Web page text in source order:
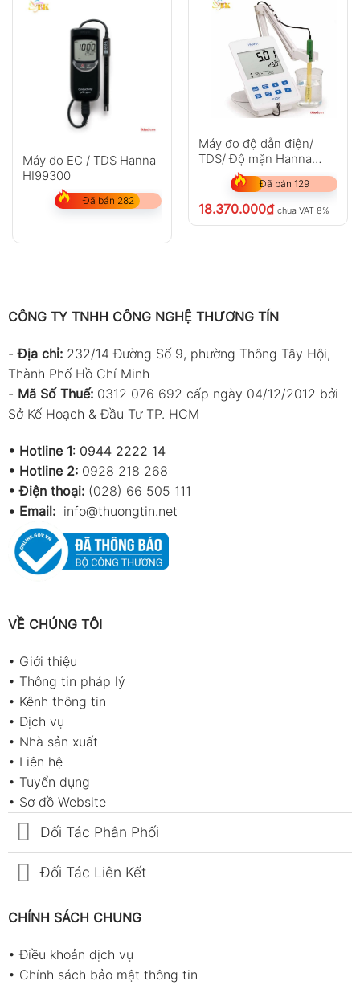
Máy đo EC / TDS Hanna
HI99300
Đã bán 282
Máy đo độ dẫn điện/
TDS/ Độ mặn Hanna
HI2003-01
Đã bán 129
18.370.000₫ chưa VAT 8%
CÔNG TY TNHH CÔNG NGHỆ THƯƠNG TÍN
-Địa chỉ: 232/14 Đường Số 9, phường Thông Tây Hội,
Thành Phố Hồ Chí Minh
- Mã Số Thuế: 0312 076 692 cấp ngày 04/12/2012 bởi
Sở Kế Hoạch & Đầu Tư TP. HCM
• Hotline 1: 0944 2222 14
• Hotline 2: 0928 218 268
• Điện thoại: (028) 66 505 111
• Email: info@thuongtin.net
VỀ CHÚNG TÔI
• Giới thiệu
• Thông tin pháp lý
• Kênh thông tin
• Dịch vụ
• Nhà sản xuất
• Liên hệ
• Tuyển dụng
• Sơ đồ Website
Đối Tác Phân Phối
Đối Tác Liên Kết
CHÍNH SÁCH CHUNG
•Điều khoản dịch vụ
• Chính sách bảo mật thông tin